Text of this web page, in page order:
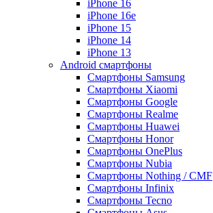
iPhone 16
iPhone 16e
iPhone 15
iPhone 14
iPhone 13
Android cмартфоны
Смартфоны Samsung
Смартфоны Xiaomi
Смартфоны Google
Смартфоны Realme
Смартфоны Huawei
Смартфоны Honor
Смартфоны OnePlus
Смартфоны Nubia
Смартфоны Nothing / CMF
Смартфоны Infinix
Смартфоны Tecno